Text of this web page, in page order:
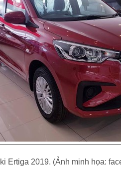
Ertiga 2019. (Ảnh minh họa: